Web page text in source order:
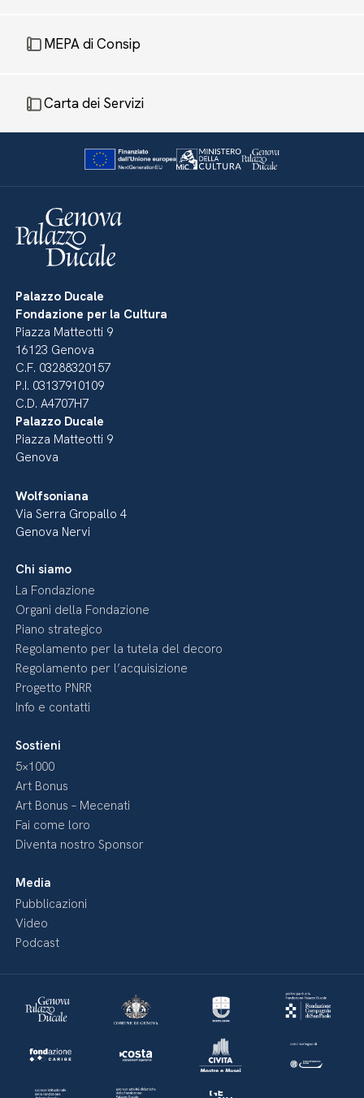
MEPA di Consip
Carta dei Servizi
Palazzo Ducale
Fondazione per la Cultura
Piazza Matteotti 9
16123 Genova
C.F. 03288320157
P.I. 03137910109
C.D. A4707H7
Palazzo Ducale
Piazza Matteotti 9
Genova
Wolfsoniana
Via Serra Gropallo 4
Genova Nervi
Chi siamo
La Fondazione
Organi della Fondazione
Piano strategico
Regolamento per la tutela del decoro
Regolamento per l’acquisizione
Progetto PNRR
Info e contatti
Sostieni
5×1000
Art Bonus
Art Bonus – Mecenati
Fai come loro
Diventa nostro Sponsor
Media
Pubblicazioni
Video
Podcast